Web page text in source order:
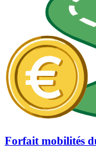
Forfait mobilités